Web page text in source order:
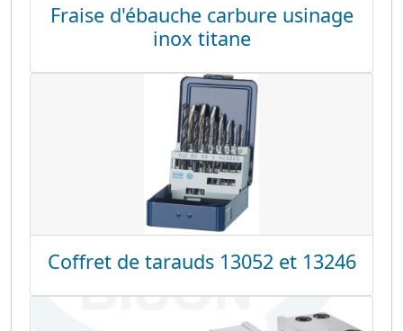
Fraise d'ébauche carbure usinage
inox titane
Coffret de tarauds 13052 et 13246